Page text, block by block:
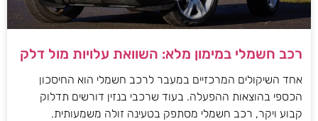
רכב חשמלי במימון מלא: השוואת עלויות מול דלק
אחד השיקולים המרכזיים במעבר לרכב חשמלי הוא החיסכון
הכספי בהוצאות ההפעלה. בעוד שרכבי בנזין דורשים תדלוק
קבוע ויקר, רכב חשמלי מסתפק בטעינה זולה משמעותית.